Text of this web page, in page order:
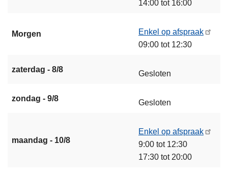
14:00 tot 16:00
Morgen
Enkel op afspraak
09:00 tot 12:30
zaterdag - 8/8 Gesloten
zondag - 9/8 Gesloten
maandag - 10/8
Enkel op afspraak
9:00 tot 12:30
17:30 tot 20:00